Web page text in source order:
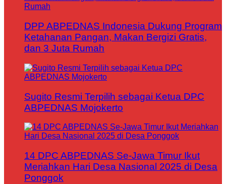
DPP ABPEDNAS Indonesia Dukung Program
Ketahanan Pangan, Makan Bergizi Gratis,
dan 3 Juta Rumah
Sugito Resmi Terpilih sebagai Ketua DPC
ABPEDNAS Mojokerto
14 DPC ABPEDNAS Se-Jawa Timur Ikut
Meriahkan Hari Desa Nasional 2025 di Desa
Ponggok